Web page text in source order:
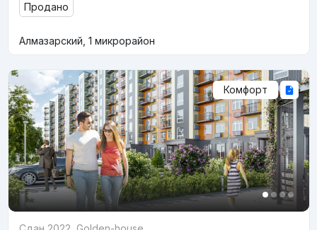
Продано
Алмазарский, 1 микрорайон
Комфорт